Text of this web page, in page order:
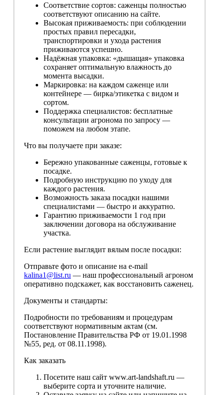
Соответствие сортов: саженцы полностью
соответствуют описанию на сайте.
Высокая приживаемость: при соблюдении
простых правил пересадки,
транспортировки и ухода растения
приживаются успешно.
Надёжная упаковка: «дышащая» упаковка
сохраняет оптимальную влажность до
момента высадки.
Маркировка: на каждом саженце или
контейнере — бирка/этикетка с видом и
сортом.
Поддержка специалистов: бесплатные
консультации агронома по запросу —
поможем на любом этапе.
Что вы получаете при заказе:
Бережно упакованные саженцы, готовые к
посадке.
Подробную инструкцию по уходу для
каждого растения.
Возможность заказа посадки нашими
специалистами — быстро и аккуратно.
Гарантию приживаемости 1 год при
заключении договора на обслуживание
участка.
Если растение выглядит вялым после посадки:
Отправьте фото и описание на e-mail
kalina1@list.ru — наш профессиональный агроном
оперативно подскажет, как восстановить саженец.
Документы и стандарты:
Подробности по требованиям и процедурам
соответствуют нормативным актам (см.
Постановление Правительства РФ от 19.01.1998
№55, ред. от 08.11.1998).
Как заказать
Посетите наш сайт www.art-landshaft.ru —
выберите сорта и уточните наличие.